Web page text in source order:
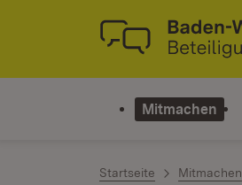
Zum Inhalt springen
Link zur Startseite
Mitmachen
Startseite Mitmachen